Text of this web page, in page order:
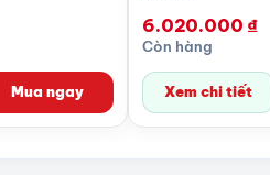
Mua ngay
6.020.000 ₫
Còn hàng
Xem chi tiết